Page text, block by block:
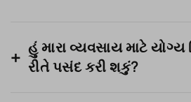
હું મારા વ્યવસાય માટે યોગ્ય
રીતે પસંદ કરી શકું?